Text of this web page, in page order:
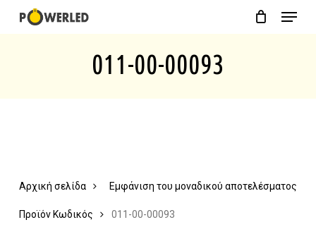
Menu
011-00-00093
Εμφάνιση του μοναδικού αποτελέσματος
Αρχική σελίδα
Προϊόν Κωδικός 011-00-00093